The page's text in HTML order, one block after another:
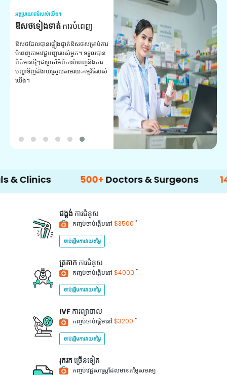
អត្ថប្រយោជន៍របស់យើង។
ឱសថទៀងទាត់ការបំពេញ
ឱសថដែលបានផ្ទៀងផ្ទាត់ឱសថសម្រាប់ការ
បំពេញតាមវេជ្ជបញ្ជារបស់អ្នក។ ទទួល​បាន​
ព័ត៌មាន​ថ្មីៗ​ជា​ប្រចាំ​អំពី​ការ​បំពេញ​និង​ការ​
បញ្ជា​ទិញ​ដ៏​ងាយ​ស្រួល​តាម​រយៈ​កម្មវិធី​របស់​
យើង។
500+ Doctors & Surgeons 14+
ជង្គង់ ការជំនួស
កញ្ចប់ចាប់ផ្តើមនៅ $3500 *
ចាប់ផ្តើមការវាយតម្លៃ
ត្រគាក ការជំនួស
កញ្ចប់ចាប់ផ្តើមនៅ $4000 *
ចាប់ផ្តើមការវាយតម្លៃ
IVF ការព្យាបាល
កញ្ចប់ចាប់ផ្តើមនៅ $3200 *
ចាប់ផ្តើមការវាយតម្លៃ
រុករក ច្រើនទៀត
កញ្ចប់វេជ្ជសាស្ត្រដែលមានតម្លៃសមរម្យ